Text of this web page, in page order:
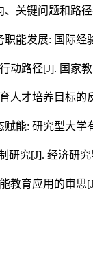
、关键问题和路
职能发展: 国际经
动路径[J]. 国家
人才培养目标的
赋能: 研究型大学
研究[J]. 经济研
教育应用的审思